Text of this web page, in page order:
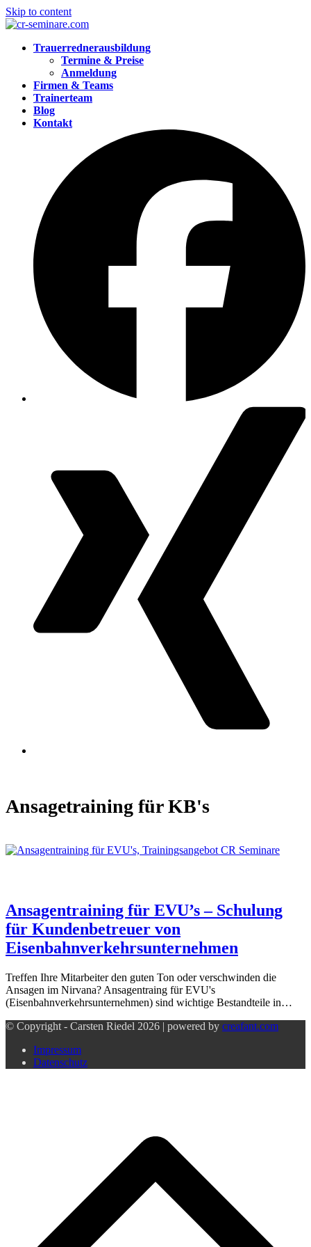
Skip to content
Trauerrednerausbildung
Termine & Preise
Anmeldung
Firmen & Teams
Trainerteam
Blog
Kontakt
menu
menu
Ansagetraining für KB's
Ansagentraining für EVU’s – Schulung
für Kundenbetreuer von
Eisenbahnverkehrsunternehmen
Treffen Ihre Mitarbeiter den guten Ton oder verschwinden die
Ansagen im Nirvana? Ansagentraing für EVU's
(Eisenbahnverkehrsunternehmen) sind wichtige Bestandteile in…
© Copyright - Carsten Riedel 2026 | powered by creafant.com
Impressum
Datenschutz